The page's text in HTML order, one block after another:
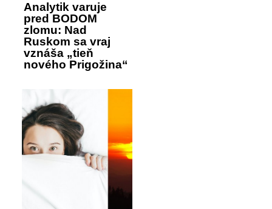
Analytik varuje
pred BODOM
zlomu: Nad
Ruskom sa vraj
vznáša „tieň
nového Prigožina“